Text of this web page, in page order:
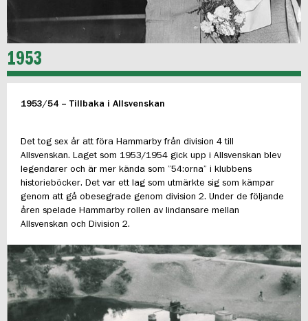
1953
1953/54 – Tillbaka i Allsvenskan
Det tog sex år att föra Hammarby från division 4 till
Allsvenskan. Laget som 1953/1954 gick upp i Allsvenskan blev
legendarer och är mer kända som ”54:orna” i klubbens
historieböcker. Det var ett lag som utmärkte sig som kämpar
genom att gå obesegrade genom division 2. Under de följande
åren spelade Hammarby rollen av lindansare mellan
Allsvenskan och Division 2.